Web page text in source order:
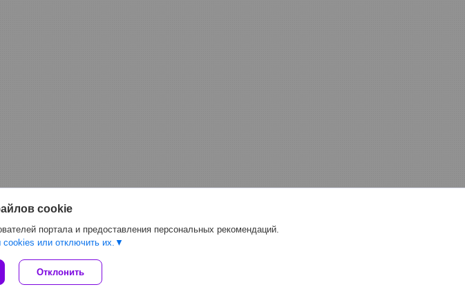
Deal.by
файлов cookies
cookie
портала и предоставления персональных рекомендаций.
или отключить их.
Отклонить